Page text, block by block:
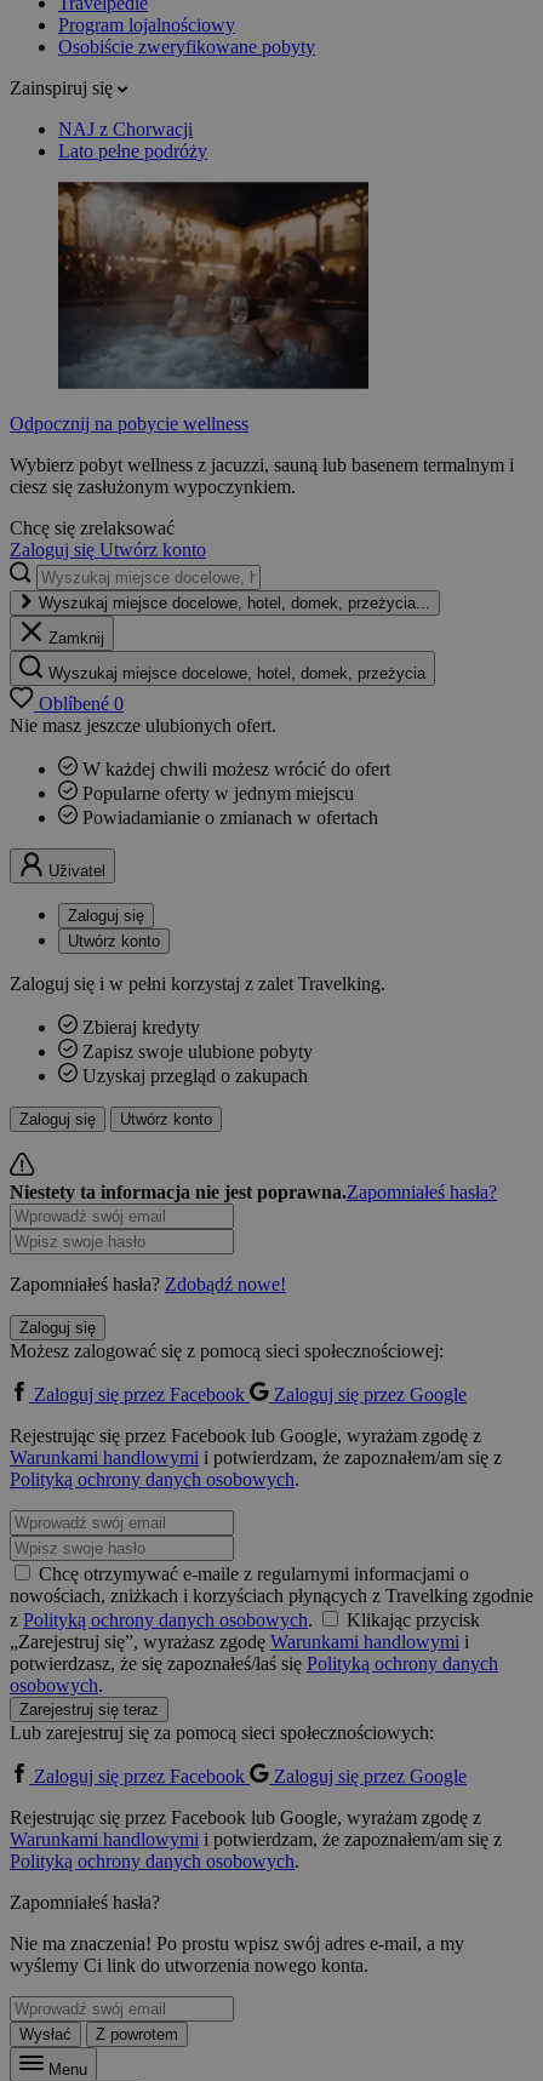
Program lojalnościowy
Osobiście zweryfikowane pobyty
Zainspiruj się
NAJ z Chorwacji
Lato pełne podróży
Odpocznij na pobycie wellness
Wybierz pobyt wellness z jacuzzi, sauną lub basenem termalnym i
ciesz się zasłużonym wypoczynkiem.
Chcę się zrelaksować
Zaloguj się Utwórz konto
Wyszukaj miejsce docelowe, hotel, domek, przeżycia...
Zamknij
Wyszukaj miejsce docelowe, hotel, domek, przeżycia
Oblíbené 0
Nie masz jeszcze ulubionych ofert.
W każdej chwili możesz wrócić do ofert
Popularne oferty w jednym miejscu
Powiadamianie o zmianach w ofertach
Uživatel
Zaloguj się
Utwórz konto
Zaloguj się i w pełni korzystaj z zalet Travelking.
Zbieraj kredyty
Zapisz swoje ulubione pobyty
Uzyskaj przegląd o zakupach
Zaloguj się Utwórz konto
Niestety ta informacja nie jest poprawna.Zapomniałeś hasła?
Zapomniałeś hasła? Zdobądź nowe!
Zaloguj się
Możesz zalogować się z pomocą sieci społecznościowej:
Zaloguj się przez Facebook
Zaloguj się przez Google
Rejestrując się przez Facebook lub Google, wyrażam zgodę z
Warunkami handlowymi i potwierdzam, że zapoznałem/am się z
Polityką ochrony danych osobowych.
Chcę otrzymywać e-maile z regularnymi informacjami o
nowościach, zniżkach i korzyściach płynących z Travelking zgodnie
z Polityką ochrony danych osobowych.
Klikając przycisk
„Zarejestruj się”, wyrażasz zgodę Warunkami handlowymi i
potwierdzasz, że się zapoznałeś/łaś się Polityką ochrony danych
osobowych.
Zarejestruj się teraz
Lub zarejestruj się za pomocą sieci społecznościowych:
Zaloguj się przez Facebook
Zaloguj się przez Google
Rejestrując się przez Facebook lub Google, wyrażam zgodę z
Warunkami handlowymi i potwierdzam, że zapoznałem/am się z
Polityką ochrony danych osobowych.
Zapomniałeś hasła?
Nie ma znaczenia! Po prostu wpisz swój adres e-mail, a my
wyślemy Ci link do utworzenia nowego konta.
Wysłać
Z powrotem
Menu